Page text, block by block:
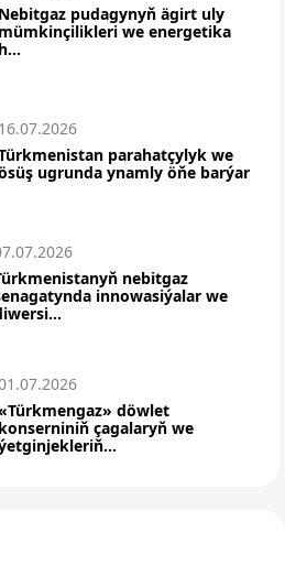
Nebitgaz pudagynyň ägirt uly
mümkinçilikleri we energetika
h...
16.07.2026
parahatçylyk we
ugrunda ynamly öňe barýar
nebitgaz
innowasiýalar we
döwlet
konserniniň çagalaryň we